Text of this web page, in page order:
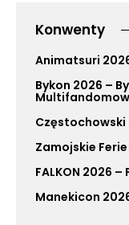
Konwenty
Animatsuri
Bykon 2026 –
Częstochowski
Zamojskie
FALKON 2026
Manekicon